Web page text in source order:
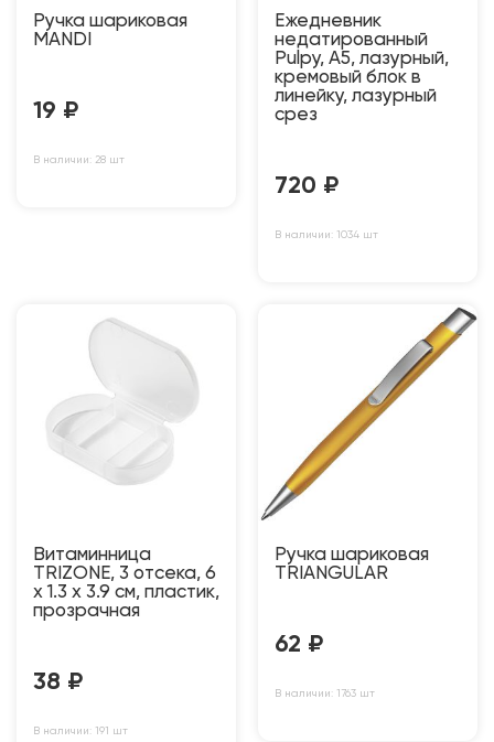
Ручка шариковая
MANDI
19 ₽
В наличии: 28 шт
Ежедневник
недатированный
Pulpy, А5, лазурный,
кремовый блок в
линейку, лазурный
срез
720 ₽
В наличии: 1034 шт
Витаминница
TRIZONE, 3 отсека, 6
x 1.3 x 3.9 см, пластик,
прозрачная
38 ₽
В наличии: 191 шт
Ручка шариковая
TRIANGULAR
62 ₽
В наличии: 1763 шт